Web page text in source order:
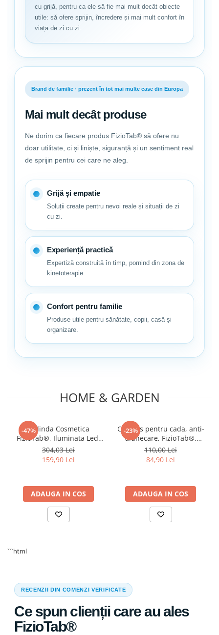
cu grijă, pentru ca ele să fie mai mult decât obiecte
utile: să ofere sprijin, încredere și mai mult confort în
viața de zi cu zi.
Brand de familie · prezent în tot mai multe case din Europa
Mai mult decât produse
Ne dorim ca fiecare produs FizioTab® să ofere nu
doar utilitate, ci și liniște, siguranță și un sentiment real
de sprijin pentru cei care ne aleg.
Grijă și empatie
Soluții create pentru nevoi reale și situații de zi
cu zi.
Experiență practică
Expertiză construită în timp, pornind din zona de
kinetoterapie.
Confort pentru familie
Produse utile pentru sănătate, copii, casă și
organizare.
HOME & GARDEN
-47%Oglinda Cosmetica
FizioTab®, Iluminata Led,
Dimabila, 2 Fete, Marire
10X, Baterii si Cablu USB
Incluse, Alb
304,03 Lei
159,90 Lei
ADAUGA IN COS
-23%
Covoras pentru cada, anti-
alunecare, FizioTab®,
100x40 cm, Multicolor,
Delfin
110,00 Lei
84,90 Lei
ADAUGA IN COS
```html
RECENZII DIN COMENZI VERIFICATE
Ce spun clienții care au ales
FizioTab®